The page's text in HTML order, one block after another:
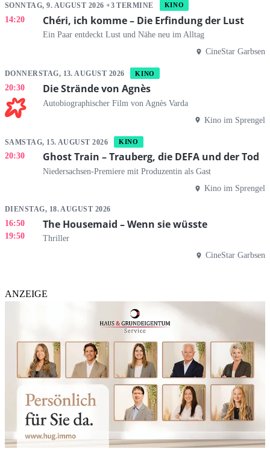
SONNTAG, 9. AUGUST 2026 +3 TERMINE KINO
14:20 Chéri, ich komme – Die Erfindung der Lust
Ein Paar entdeckt Lust und Nähe neu im Alltag
CineStar Garbsen
DONNERSTAG, 13. AUGUST 2026 KINO
20:30 Die Strände von Agnès
Autobiographischer Film von Agnès Varda
Kino im Sprengel
SAMSTAG, 15. AUGUST 2026 KINO
20:30 Ghost Train – Trauberg, die DEFA und der Tod
Niedersachsen-Premiere mit Produzentin als Gast
Kino im Sprengel
DIENSTAG, 18. AUGUST 2026
16:50
19:50
The Housemaid – Wenn sie wüsste
Thriller
CineStar Garbsen
ANZEIGE